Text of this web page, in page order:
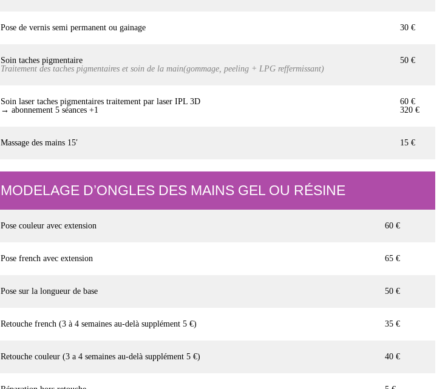
Pose de vernis semi permanent ou gainage 30 €
Soin taches pigmentaire
Traitement des taches pigmentaires et soin de la main(gommage, peeling + LPG reffermissant)
50 €
Soin laser taches pigmentaires traitement par laser IPL 3D
→ abonnement 5 séances +1
60 €
320 €
Massage des mains 15′ 15 €
MODELAGE D’ONGLES DES MAINS GEL OU RÉSINE
Pose couleur avec extension 60 €
Pose french avec extension 65 €
Pose sur la longueur de base 50 €
Retouche french (3 à 4 semaines au-delà supplément 5 €) 35 €
Retouche couleur (3 a 4 semaines au-delà supplément 5 €) 40 €